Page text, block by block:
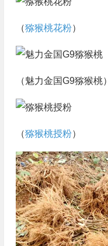
（猕猴桃花粉）
（魅力金国G9猕猴桃）
（猕猴桃授粉）